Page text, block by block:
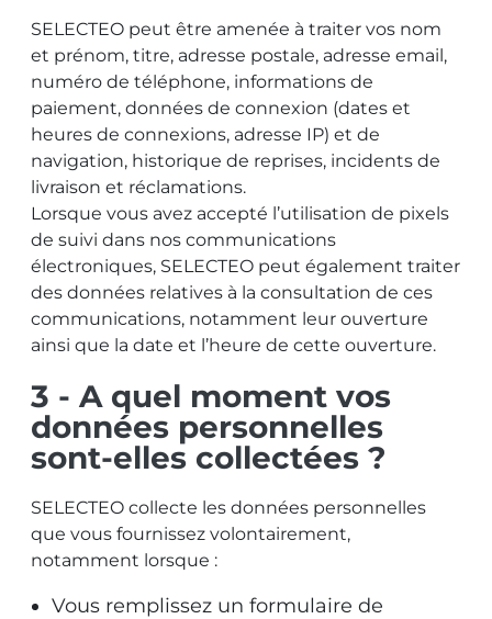
SELECTEO peut être amenée à traiter vos nom
et prénom, titre, adresse postale, adresse email,
numéro de téléphone, informations de
paiement, données de connexion (dates et
heures de connexions, adresse IP) et de
navigation, historique de reprises, incidents de
livraison et réclamations.
Lorsque vous avez accepté l’utilisation de pixels
de suivi dans nos communications
électroniques, SELECTEO peut également traiter
des données relatives à la consultation de ces
communications, notamment leur ouverture
ainsi que la date et l’heure de cette ouverture.
3 - A quel moment vos
données personnelles
sont-elles collectées ?
SELECTEO collecte les données personnelles
que vous fournissez volontairement,
notamment lorsque :
Vous remplissez un formulaire de